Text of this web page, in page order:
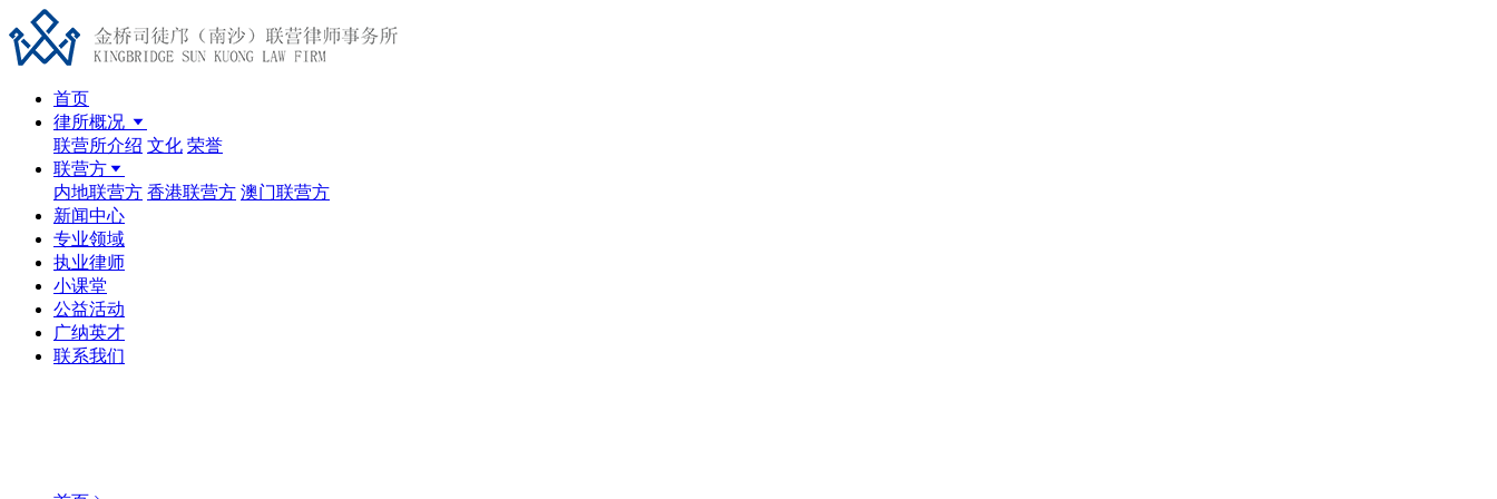
首页
律所概况
联营所介绍 文化 荣誉
联营方
内地联营方 香港联营方 澳门联营方
新闻中心
专业领域
执业律师
小课堂
公益活动
广纳英才
联系我们